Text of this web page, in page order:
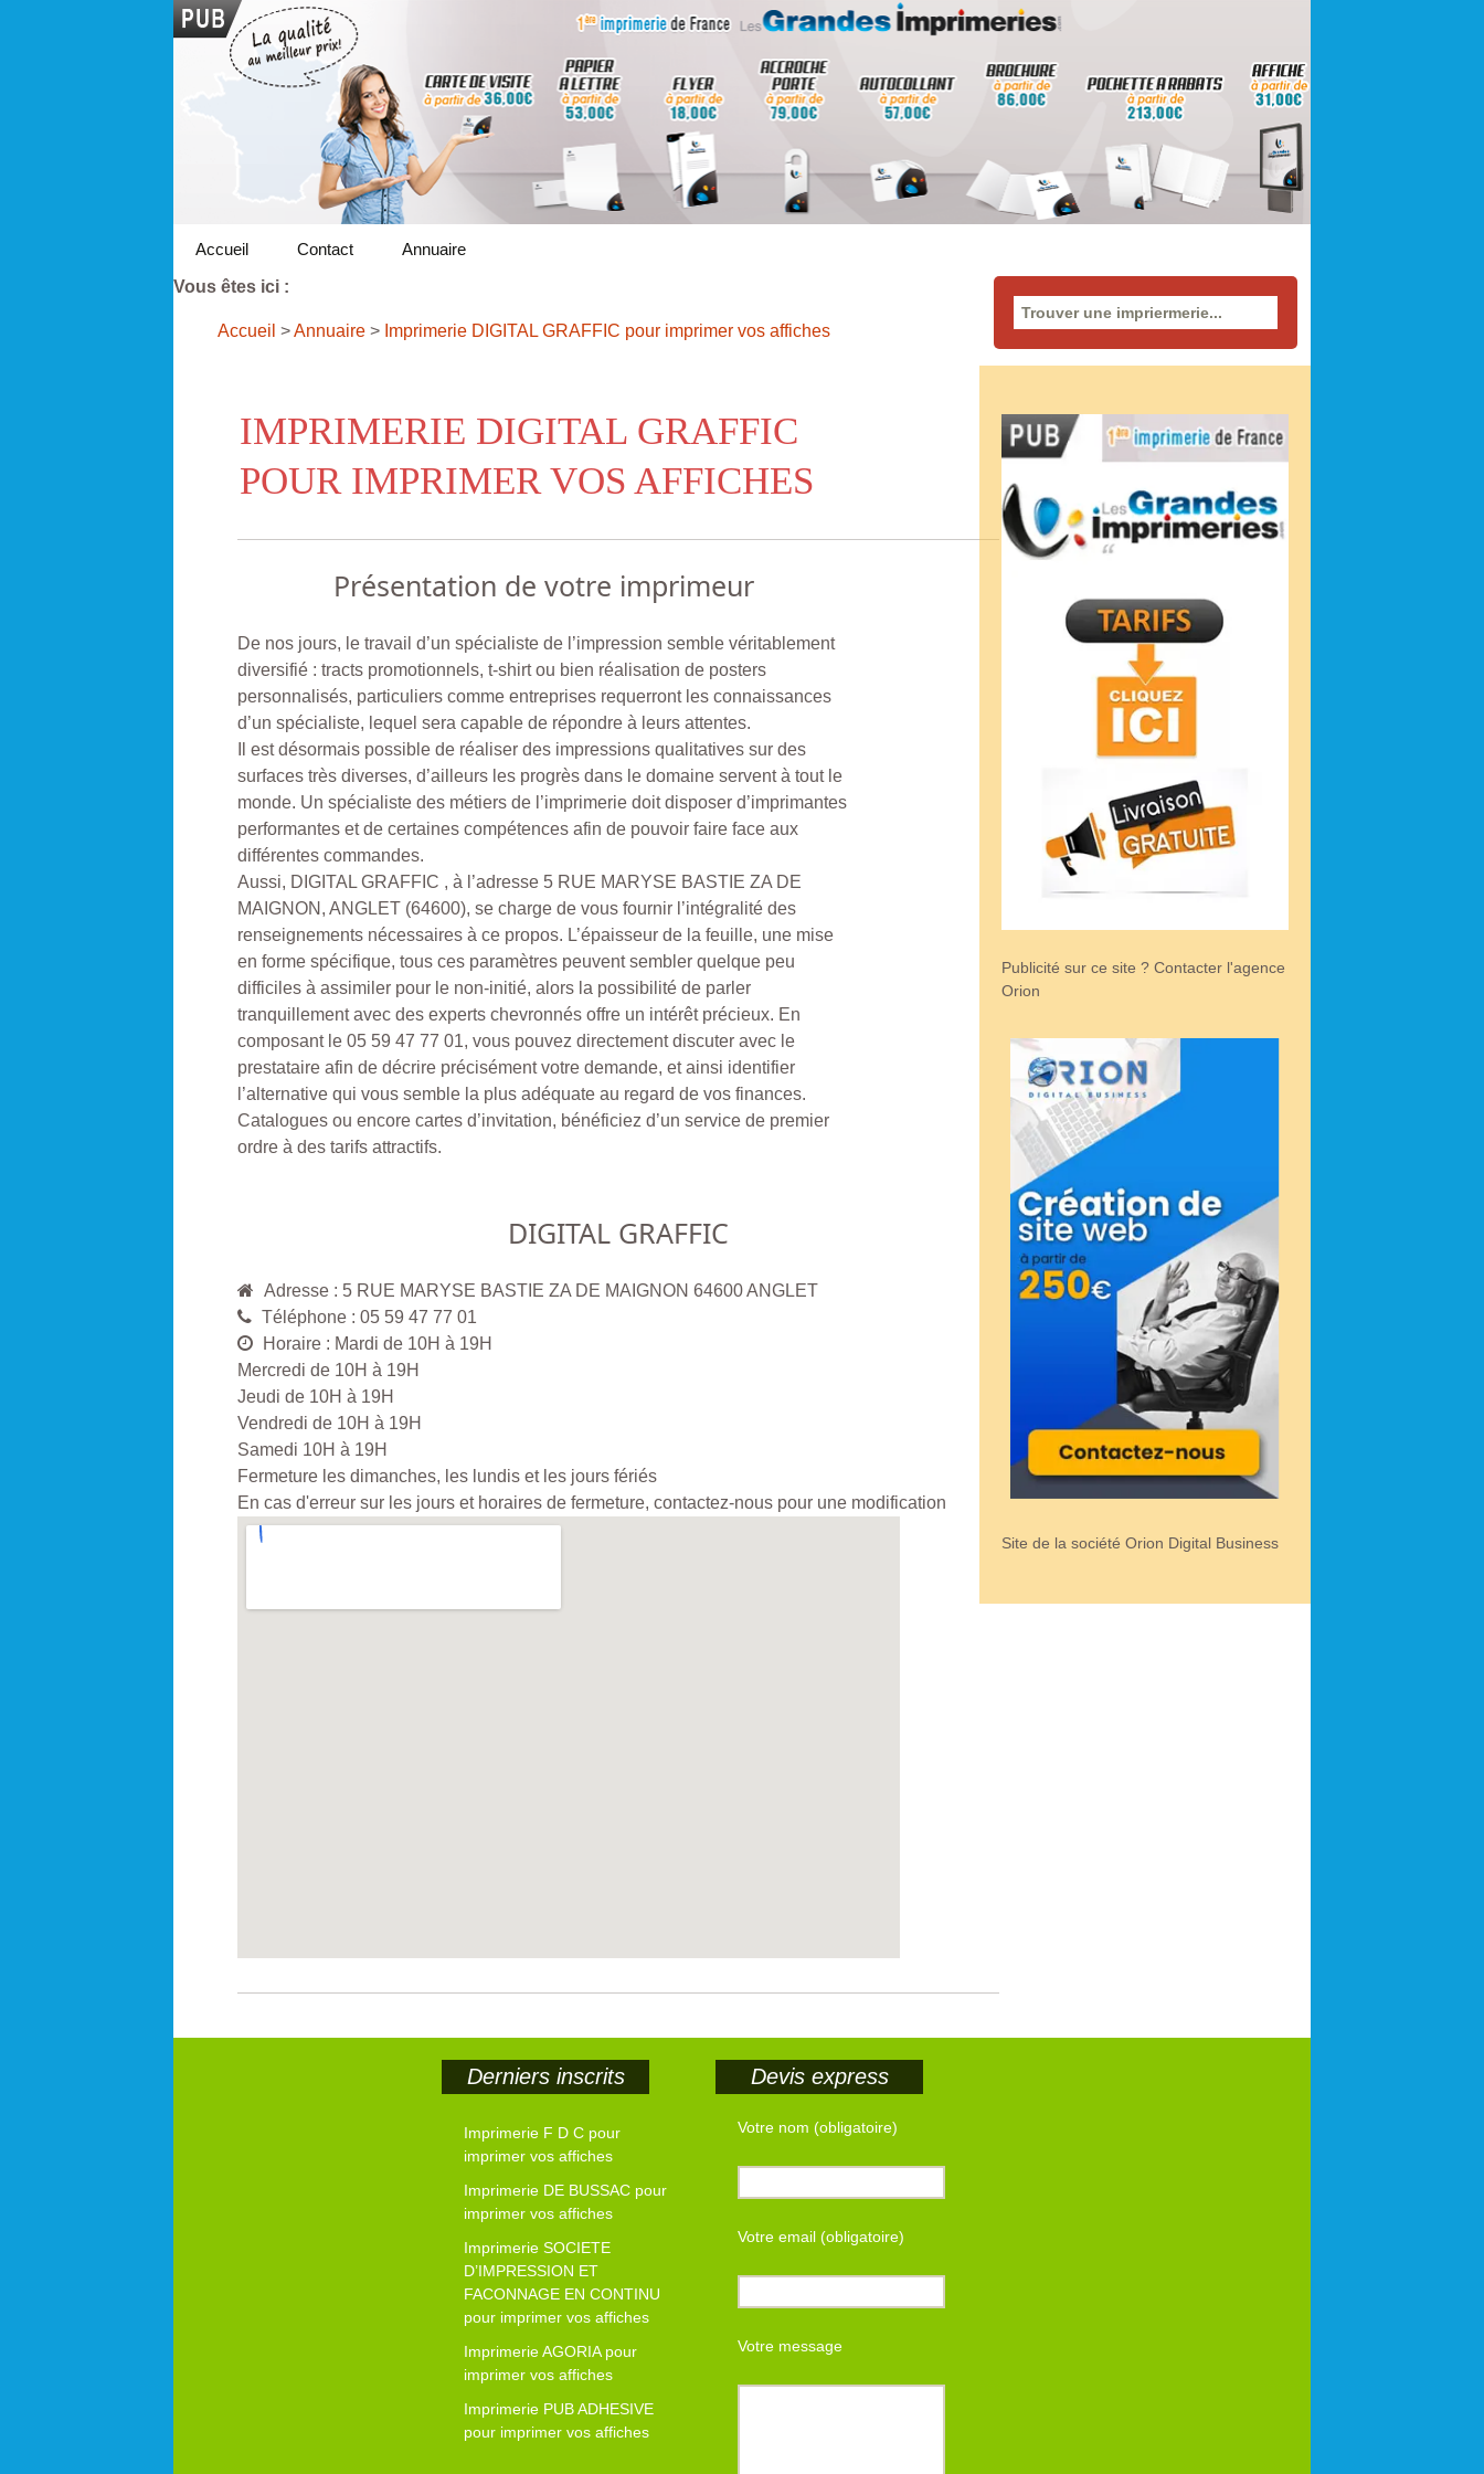
Accueil Contact
Annuaire
Vous êtes ici :
Accueil >Annuaire > Imprimerie DIGITAL GRAFFIC pour imprimer vos affiches
IMPRIMERIE DIGITAL GRAFFIC
POUR IMPRIMER VOS AFFICHES
Présentation de votre imprimeur
De nos jours, le travail d’un spécialiste de l’impression semble véritablement
diversifié : tracts promotionnels, t-shirt ou bien réalisation de posters
personnalisés, particuliers comme entreprises requerront les connaissances
d’un spécialiste, lequel sera capable de répondre à leurs attentes.
Il est désormais possible de réaliser des impressions qualitatives sur des
surfaces très diverses, d’ailleurs les progrès dans le domaine servent à tout le
monde. Un spécialiste des métiers de l’imprimerie doit disposer d’imprimantes
performantes et de certaines compétences afin de pouvoir faire face aux
différentes commandes.
Aussi, DIGITAL GRAFFIC , à l’adresse 5 RUE MARYSE BASTIE ZA DE
MAIGNON, ANGLET (64600), se charge de vous fournir l’intégralité des
renseignements nécessaires à ce propos. L’épaisseur de la feuille, une mise
en forme spécifique, tous ces paramètres peuvent sembler quelque peu
difficiles à assimiler pour le non-initié, alors la possibilité de parler
tranquillement avec des experts chevronnés offre un intérêt précieux. En
composant le 05 59 47 77 01, vous pouvez directement discuter avec le
prestataire afin de décrire précisément votre demande, et ainsi identifier
l’alternative qui vous semble la plus adéquate au regard de vos finances.
Catalogues ou encore cartes d’invitation, bénéficiez d’un service de premier
ordre à des tarifs attractifs.
DIGITAL GRAFFIC
Adresse : 5 RUE MARYSE BASTIE ZA DE MAIGNON 64600 ANGLET
Téléphone : 05 59 47 77 01
Horaire : Mardi de 10H à 19H
Mercredi de 10H à 19H
Jeudi de 10H à 19H
Vendredi de 10H à 19H
Samedi 10H à 19H
Fermeture les dimanches, les lundis et les jours fériés
En cas d'erreur sur les jours et horaires de fermeture, contactez-nous pour une modification
Rechercher
Publicité sur ce site ? Contacter l'agence
Orion
Site de la société Orion Digital Business
Derniers inscrits
Imprimerie F D C pour
imprimer vos affiches
Imprimerie DE BUSSAC pour
imprimer vos affiches
Imprimerie SOCIETE
D’IMPRESSION ET
FACONNAGE EN CONTINU
pour imprimer vos affiches
Imprimerie AGORIA pour
imprimer vos affiches
Imprimerie PUB ADHESIVE
pour imprimer vos affiches
Devis express
Votre nom (obligatoire)
Votre email (obligatoire)
Votre message